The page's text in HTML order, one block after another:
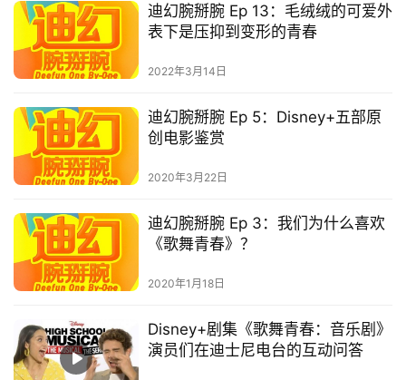
客
微
博
登录 注册
迪幻腕掰腕 Ep 13：毛绒绒的可爱外
表下是压抑到变形的青春
2022年3月14日
迪幻腕掰腕 Ep 5：Disney+五部原
创电影鉴赏
2020年3月22日
迪幻腕掰腕 Ep 3：我们为什么喜欢
《歌舞青春》？
2020年1月18日
Disney+剧集《歌舞青春：音乐剧》
演员们在迪士尼电台的互动问答